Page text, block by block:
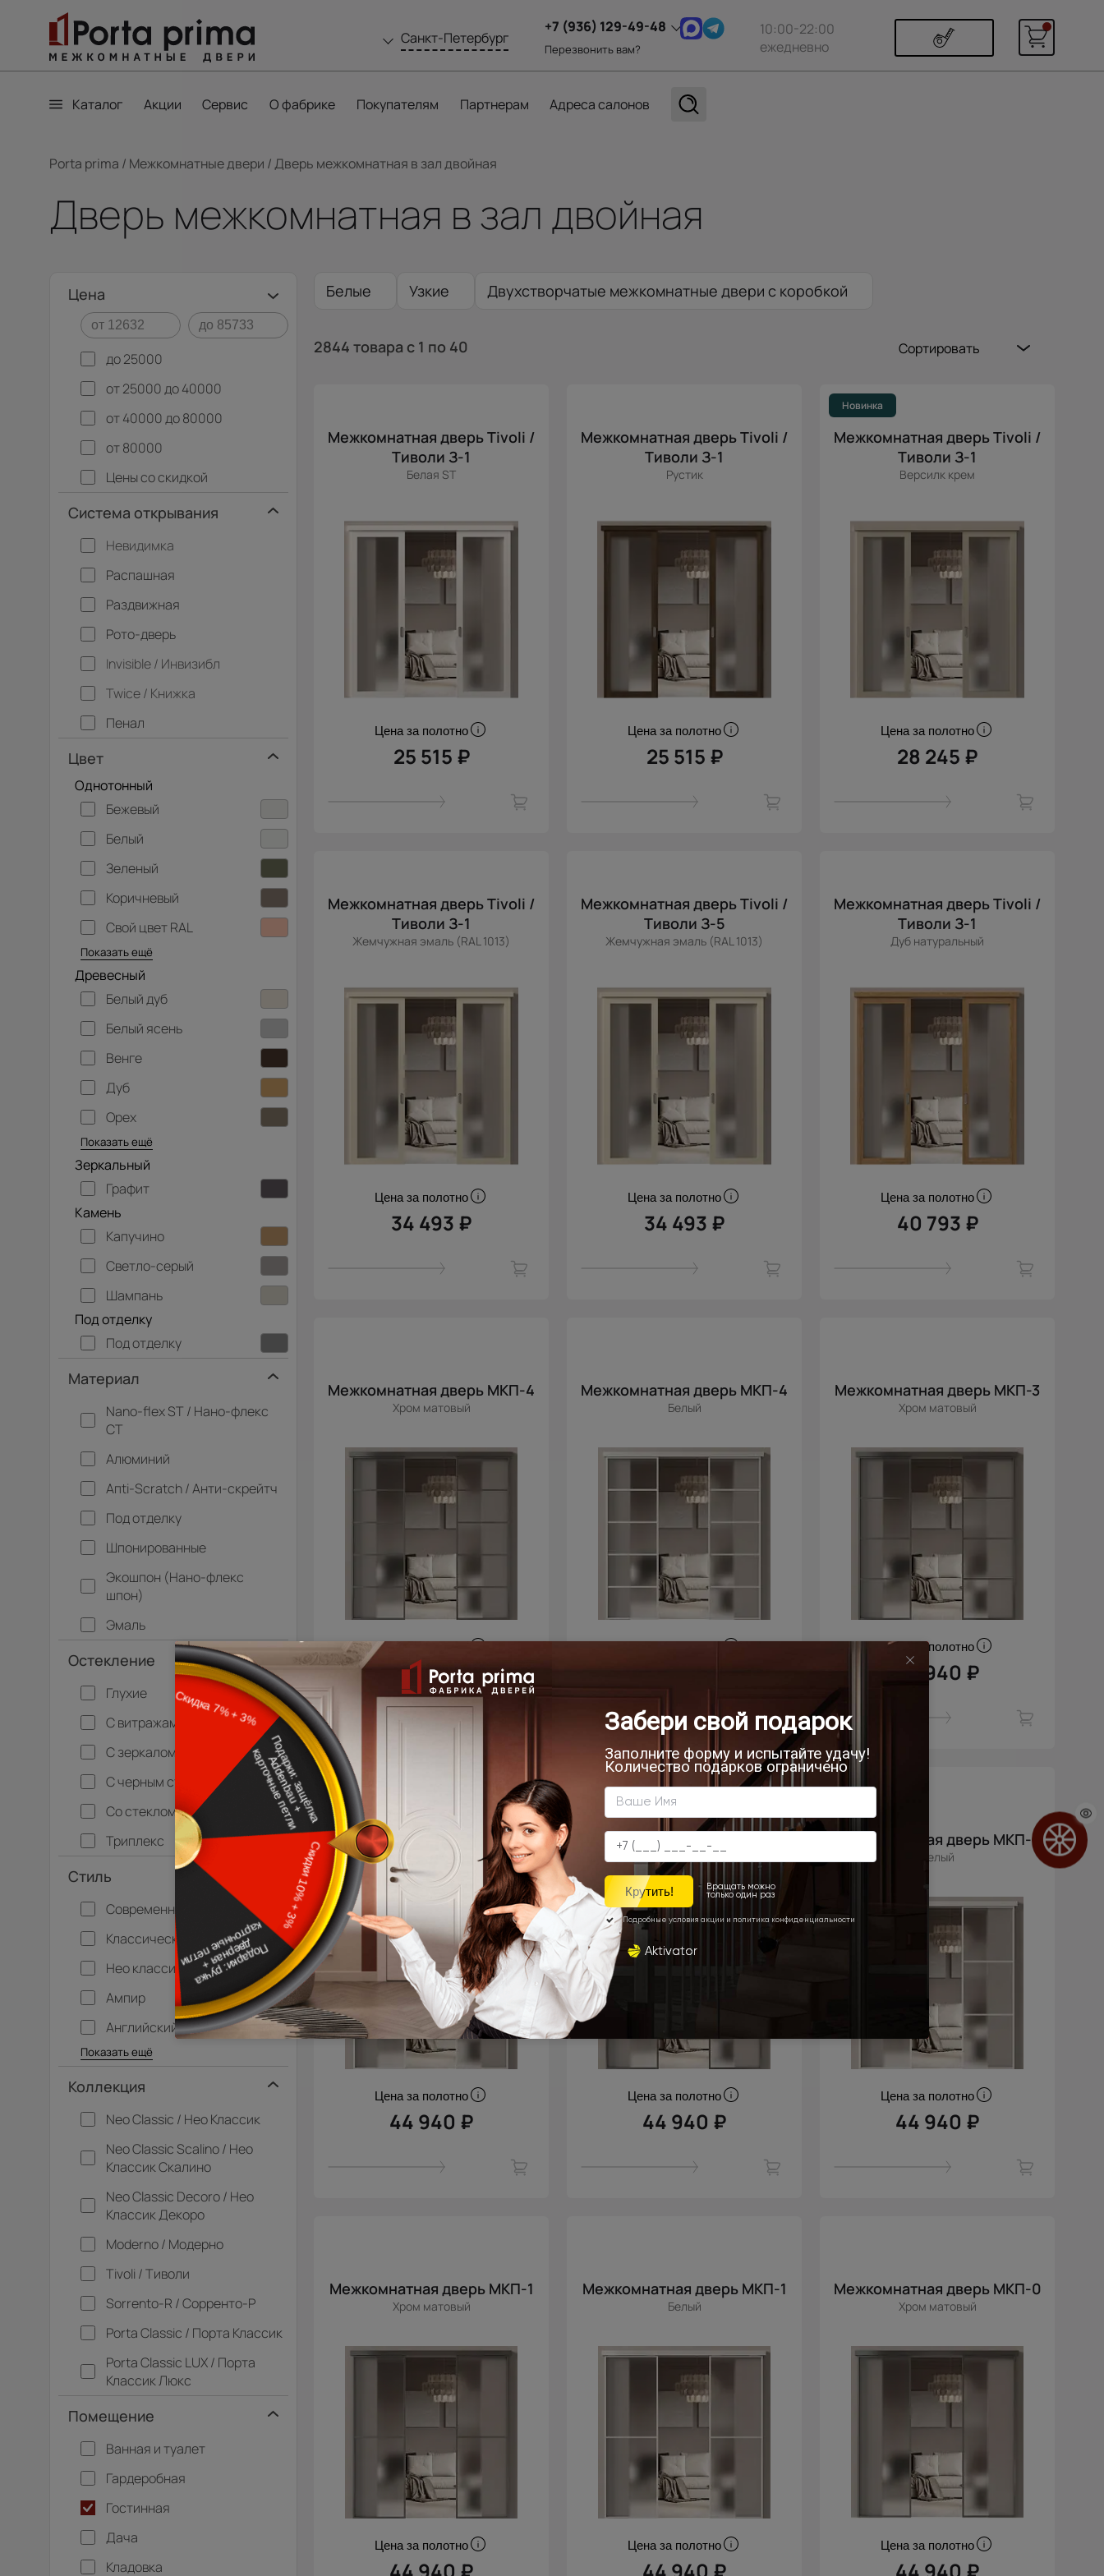
Санкт-Петербург
+7 (936) 129-49-48
Перезвонить вам?
10:00-22:00
ежедневно
Каталог Акции Сервис О фабрике Покупателям Партнерам Адреса салонов
Porta prima / Межкомнатные двери /Дверь межкомнатная в зал двойная
Дверь межкомнатная в зал двойная
Цена
до 25000
от 25000 до 40000
от 40000 до 80000
от 80000
Цены со скидкой
Система открывания
Невидимка
Распашная
Раздвижная
Рото-дверь
Invisible / Инвизибл
Twice / Книжка
Пенал
Цвет
Однотонный
Бежевый
Белый
Зеленый
Коричневый
Свой цвет RAL
Серебристый
Серый
Темно-серый
Хаки
Черный
Показать ещё
Древесный
Белый дуб
Белый ясень
Венге
Дуб
Орех
Серый дуб
Показать ещё
Зеркальный
Графит
Камень
Капучино
Светло-серый
Шампань
Под отделку
Под отделку
Материал
Nano-flex ST / Нано-флекс
СТ
Алюминий
Апti-Sсrаtсh / Анти-скрейтч
Под отделку
Шпонированные
Экошпон (Нано-флекс
шпон)
Эмаль
Остекление
Глухие
С витражами
С зеркалом
С черным стеклом
Со стеклом
Триплекс
Стиль
Современный
Классический
Нео классика
Ампир
Английский
Багетные
Барокко
Кантри
Крашенные
Лофт
Модерн
Под старину
Прованс
Скандинавский
Современная классика
Хай-тек
Показать ещё
Коллекция
Neo Classic / Нео Классик
Neo Classic Scalino / Нео
Классик Скалино
Neo Classic Decoro / Нео
Классик Декоро
Moderno / Модерно
Tivoli / Тиволи
Sorrento-R / Сорренто-Р
Porta Classic / Порта Классик
Porta Classic LUX / Порта
Классик Люкс
Помещение
Ванная и туалет
Гардеробная
Гостинная
Дача
Кладовка
Коридор
Кухня
Офис
Спальня
Белые Узкие Двухстворчатые межкомнатные двери с коробкой
Широкие Двухстворчатые двери с чёрной кромкой
Межкомнатные двустворчатые двери «1200х2000»
2844 товара с 1 по 40
Сортировать
Cначала новинки
Cначала скидки
Межкомнатная дверь Tivoli /
Тиволи З-1
Белая ST
Цена за полотно
25 515 ₽
Межкомнатная дверь Tivoli /
Тиволи З-1
Рустик
Цена за полотно
25 515 ₽
Новинка
Межкомнатная дверь Tivoli /
Тиволи З-1
Версилк крем
Цена за полотно
28 245 ₽
Межкомнатная дверь Tivoli /
Тиволи З-1
Жемчужная эмаль (RAL 1013)
Цена за полотно
34 493 ₽
Межкомнатная дверь Tivoli /
Тиволи З-5
Жемчужная эмаль (RAL 1013)
Цена за полотно
34 493 ₽
Межкомнатная дверь Tivoli /
Тиволи З-1
Дуб натуральный
Цена за полотно
40 793 ₽
Межкомнатная дверь МКП-4
Хром матовый
Цена за полотно
44 940 ₽
Межкомнатная дверь МКП-4
Белый
Межкомнатная дверь МКП-3
Хром матовый
Цена за полотно
44 940 ₽
Межкомнатная дверь МКП-3
Цена за полотно
44 940 ₽
Межкомнатная дверь МКП-2
Хром матовый
Цена за полотно
44 940 ₽
Межкомнатная дверь МКП-2
Белый
Цена за полотно
44 940 ₽
Межкомнатная дверь МКП-1
Хром матовый
Цена за полотно
Межкомнатная дверь МКП-1
Белый
Цена за полотно
Межкомнатная дверь МКП-0
Хром матовый
Цена за полотно